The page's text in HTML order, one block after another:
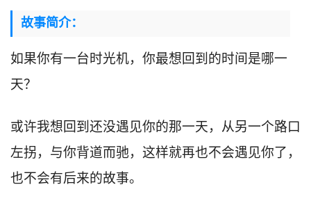
故事简介：
如果你有一台时光机，你最想回到的时间是哪一
天？
或许我想回到还没遇见你的那一天，从另一个路口
左拐，与你背道而驰，这样就再也不会遇见你了，
也不会有后来的故事。